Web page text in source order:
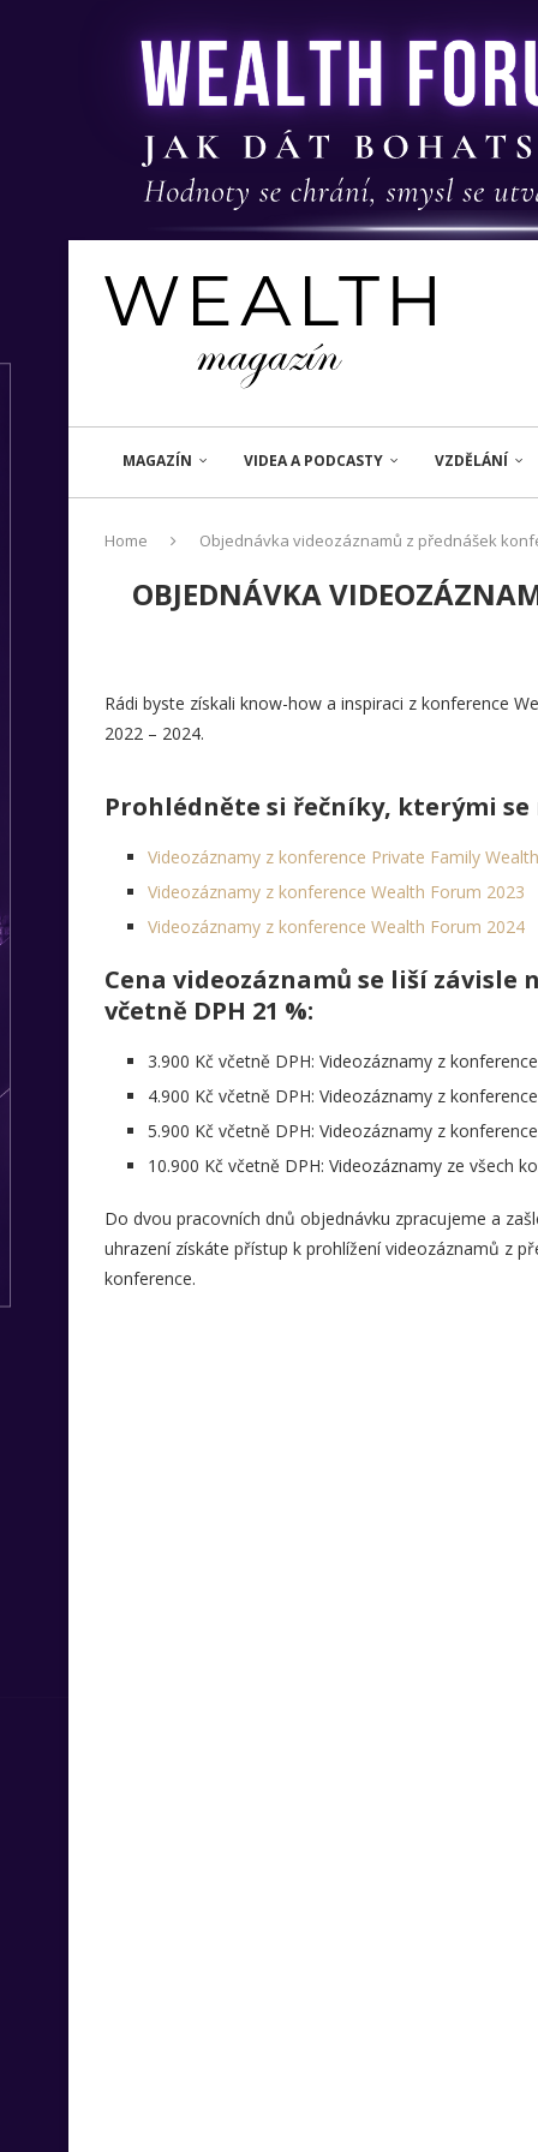
MAGAZÍN VIDEA A PODCASTY VZDĚLÁNÍ
Home Objednávka videozáznamů z přednášek
OBJEDNÁVKA
Rádi byste získali know-how a inspiraci z konference
2022 – 2024.
Prohlédněte si řečníky, kterými
Videozáznamy z konference Private Family
Videozáznamy z konference Wealth Forum 2023
Videozáznamy z konference Wealth Forum 2024
Cena videozáznamů se liší závisle
včetně DPH 21 %:
3.900 Kč včetně DPH: Videozáznamy z
4.900 Kč včetně DPH: Videozáznamy z
5.900 Kč včetně DPH: Videozáznamy z
10.900 Kč včetně DPH: Videozáznamy ze všech
Do dvou pracovních dnů objednávku zpracujeme a
uhrazení získáte přístup k prohlížení videozáznamů z
konference.